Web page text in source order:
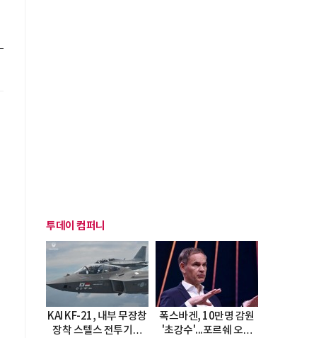
투데이 컴퍼니
KAI KF-21, 내부 무장창
장착 스텔스 전투기로
폭스바겐, 10만명 감원
'초강수'...포르쉐 오너